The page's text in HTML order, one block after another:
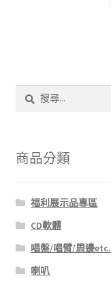
字:
商品分類
福利展示品專區
CD軟體
唱盤/唱臂/周邊etc.
喇叭